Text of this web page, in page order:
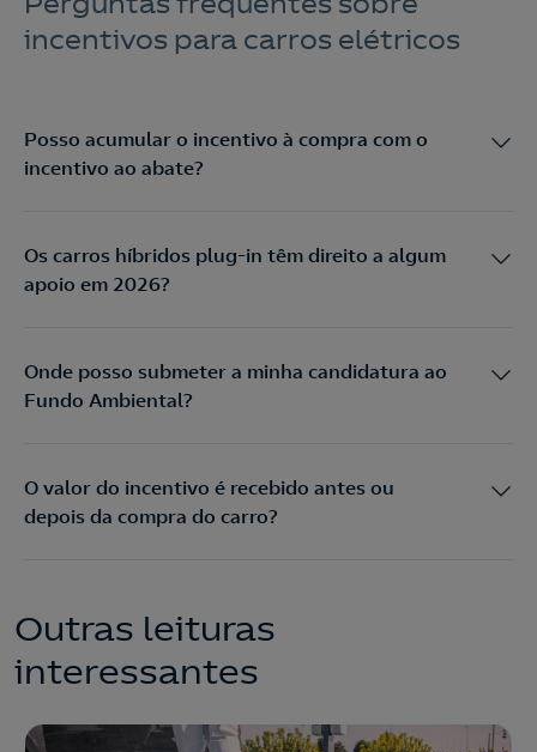
incentivos para carros elétricos
Posso acumular o incentivo à compra com o
incentivo ao abate?
Os carros híbridos plug-in têm direito a algum
apoio em 2026?
Onde posso submeter a minha candidatura ao
Fundo Ambiental?
O valor do incentivo é recebido antes ou
depois da compra do carro?
Outras leituras
interessantes